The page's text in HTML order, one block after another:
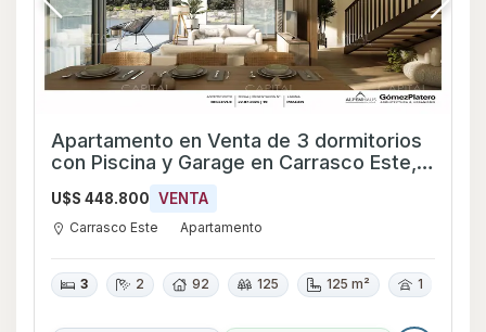
Apartamento en Venta de 3 dormitorios
con Piscina y Garage en Carrasco Este,
Montevideo
U$S 448.800 VENTA
Carrasco Este Apartamento
3 2 92 125 125 m² 1